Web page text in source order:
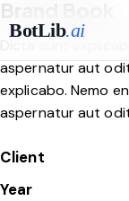
BotLib.ai
Brand Book
Dicta sunt
aspernatur aut
explicabo. Nemo
aspernatur aut
Client
Year